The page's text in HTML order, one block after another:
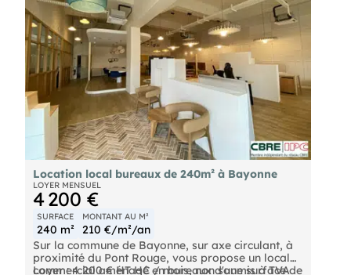
Location local bureaux de 240m² à Bayonne
LOYER MENSUEL
4 200 €
SURFACE
240 m²
MONTANT AU M²
210 €/m²/an
Sur la commune de Bayonne, sur axe circulant, à
proximité du Pont Rouge, vous propose un local
commercial aménagé en bureaux d'une surface de
Loyer : 4 200 € HT HC / mois, non soumis à TVA